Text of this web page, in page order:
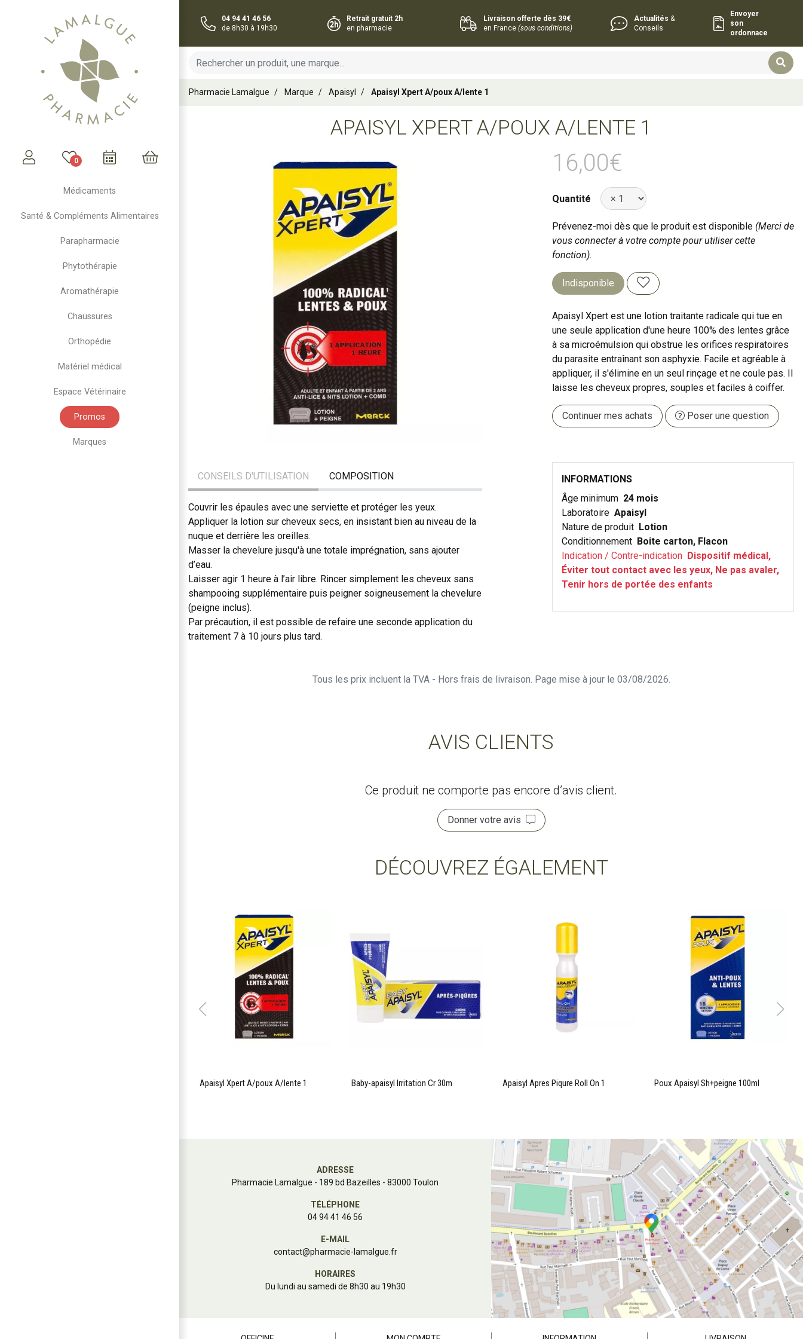
0
Médicaments
Santé & Compléments Alimentaires
Parapharmacie
Phytothérapie
Aromathérapie
Chaussures
Orthopédie
Matériel médical
Espace Vétérinaire
Promos
Marques
04 94 41 46 56
de 8h30 à 19h30
Retrait gratuit 2h
en pharmacie
Livraison offerte dès 39€
en France(sous conditions)
Actualités &
Conseils
Envoyer
son
ordonnace
Pharmacie Lamalgue Marque Apaisyl Apaisyl Xpert A/poux A/lente 1
APAISYL XPERT A/POUX A/LENTE 1
16,00€
Quantité
Prévenez-moi dès que le produit est disponible (Merci de
vous connecter à votre compte pour utiliser cette
fonction).
Indisponible
Apaisyl Xpert est une lotion traitante radicale qui tue en
une seule application d'une heure 100% des lentes grâce
à sa microémulsion qui obstrue les orifices respiratoires
du parasite entraînant son asphyxie. Facile et agréable à
appliquer, il s'élimine en un seul rinçage et ne coule pas. Il
laisse les cheveux propres, souples et faciles à coiffer.
Continuer mes achats Poser une question
CONSEILS D'UTILISATION COMPOSITION
Couvrir les épaules avec une serviette et protéger les yeux.
Appliquer la lotion sur cheveux secs, en insistant bien au niveau de la
nuque et derrière les oreilles.
Masser la chevelure jusqu'à une totale imprégnation, sans ajouter
d’eau.
Laisser agir 1 heure à l’air libre. Rincer simplement les cheveux sans
shampooing supplémentaire puis peigner soigneusement la chevelure
(peigne inclus).
Par précaution, il est possible de refaire une seconde application du
traitement 7 à 10 jours plus tard.
INFORMATIONS
Âge minimum 24 mois
Laboratoire Apaisyl
Nature de produit Lotion
Conditionnement Boite carton, Flacon
Indication / Contre-indication Dispositif médical,
Éviter tout contact avec les yeux, Ne pas avaler,
Tenir hors de portée des enfants
Tous les prix incluent la TVA - Hors frais de livraison. Page mise à jour le 03/08/2026.
AVIS CLIENTS
Ce produit ne comporte pas encore d’avis client.
Donner votre avis
DÉCOUVREZ ÉGALEMENT
Apaisyl Xpert A/poux A/lente 1 Baby-apaisyl Irritation Cr 30m Apaisyl Apres Piqure Roll On 1 Poux Apaisyl Sh+peigne 100ml
ADRESSE
Pharmacie Lamalgue - 189 bd Bazeilles - 83000 Toulon
TÉLÉPHONE
04 94 41 46 56
E-MAIL
contact@pharmacie-lamalgue.fr
HORAIRES
Du lundi au samedi de 8h30 au 19h30